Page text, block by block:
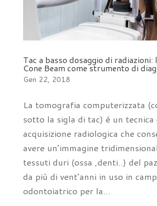
Tac a basso dosaggio di radiazioni:
Cone Beam come strumento di
Gen 22, 2018
La tomografia computerizzata
sotto la sigla di tac) é un tecnica
acquisizione radiologica che
avere un’immagine
tessuti duri (ossa ,denti..) del
da più di vent’anni in uso in
odontoiatrico per la...